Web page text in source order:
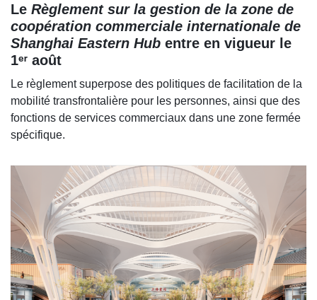
Le Règlement sur la gestion de la zone de
coopération commerciale internationale de
Shanghai Eastern Hub entre en vigueur le
1ᵉʳ août
Le règlement superpose des politiques de facilitation de la
mobilité transfrontalière pour les personnes, ainsi que des
fonctions de services commerciaux dans une zone fermée
spécifique.